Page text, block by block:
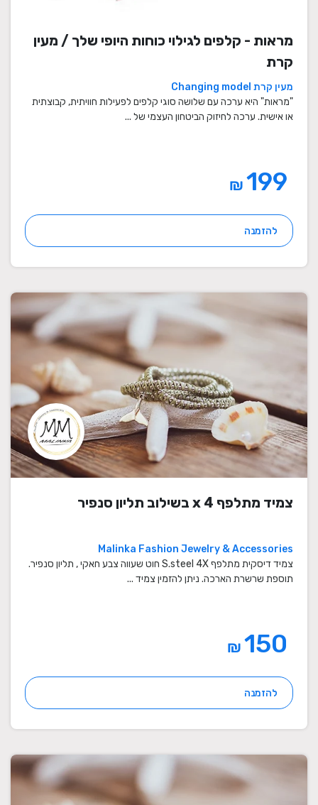
מראות - קלפים לגילוי כוחות היופי שלך / מעין
קרת
מעין קרת Changing model
"מראות" היא ערכה עם שלושה סוגי קלפים לפעילות חוויתית, קבוצתית
או אישית. ערכה לחיזוק הביטחון העצמי של ...
₪
להזמנה
צמיד מתלפף x 4 בשילוב תליון סנפיר
Malinka Fashion Jewelry & Accessories
צמיד דיסקית מתלפף S.steel 4X חוט שעווה צבע חאקי , תליון סנפיר.
תוספת שרשרת הארכה. ניתן להזמין צמיד ...
₪
להזמנה